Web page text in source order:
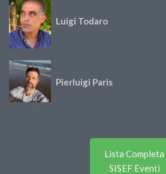
Luigi Todaro
Pierluigi Paris
Lista Completa
SISEF Eventi